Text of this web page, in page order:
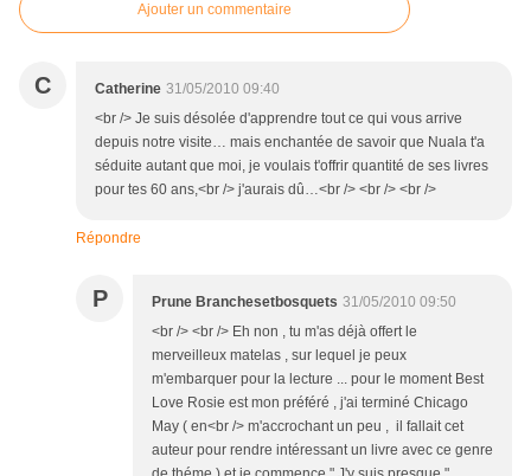
Ajouter un commentaire
C Catherine 31/05/2010 09:40
<br /> Je suis désolée d'apprendre tout ce qui vous arrive
depuis notre visite… mais enchantée de savoir que Nuala t'a
séduite autant que moi, je voulais t'offrir quantité de ses livres
pour tes 60 ans,<br /> j'aurais dû…<br /> <br /> <br />
Répondre
P Prune Branchesetbosquets 31/05/2010 09:50
<br /> <br /> Eh non , tu m'as déjà offert le
merveilleux matelas , sur lequel je peux
m'embarquer pour la lecture ... pour le moment Best
Love Rosie est mon préféré , j'ai terminé Chicago
May ( en<br /> m'accrochant un peu , il fallait cet
auteur pour rendre intéressant un livre avec ce genre